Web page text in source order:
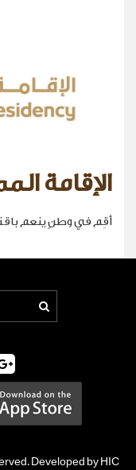
الإقامة
أقِم في وطنٍ ينعم
Developed by HIC